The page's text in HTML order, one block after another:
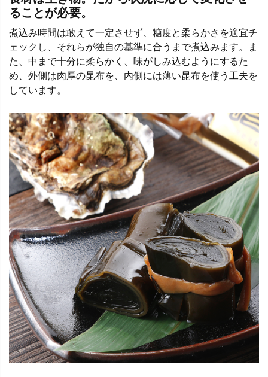
ることが必要。
煮込み時間は敢えて一定させず、糖度と柔らかさを適宜チ
ェックし、それらが独自の基準に合うまで煮込みます。ま
た、中まで十分に柔らかく、味がしみ込むようにするた
め、外側は肉厚の昆布を、内側には薄い昆布を使う工夫を
しています。